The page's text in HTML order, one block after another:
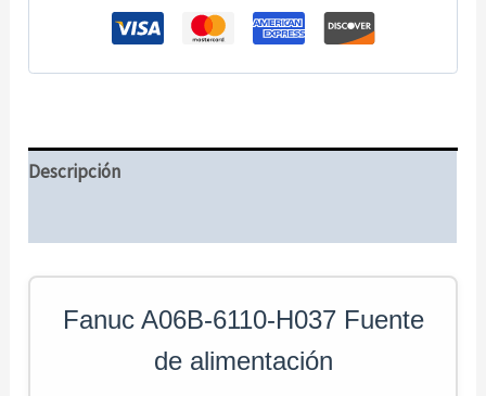
Descripción
Fanuc A06B-6110-H037 Fuente
de alimentación